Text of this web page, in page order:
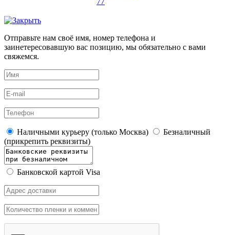
Отправьте нам своё имя, номер телефона и
заинетересовавшую вас позицию, мы обязательно с вами
свяжемся.
Наличными курьеру (только Москва)
Безналичный
(прикрепить реквизиты)
Банковской картой Visa